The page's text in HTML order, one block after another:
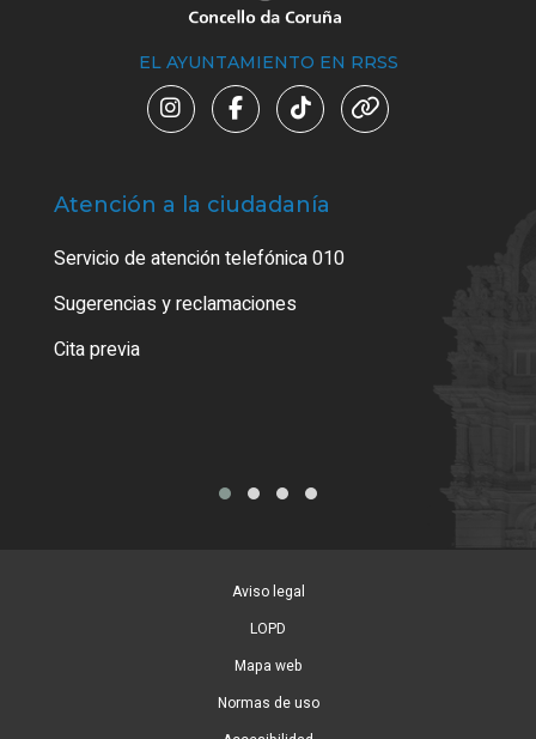
EL AYUNTAMIENTO EN RRSS
Atención a la ciudadanía
Servicio de atención telefónica 010
Sugerencias y reclamaciones
Cita previa
Aviso legal
LOPD
Mapa web
Normas de uso